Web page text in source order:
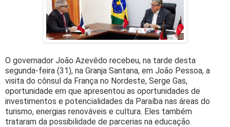
O governador João Azevêdo recebeu, na tarde desta
segunda-feira (31), na Granja Santana, em João Pessoa, a
visita do cônsul da França no Nordeste, Serge Gas,
oportunidade em que apresentou as oportunidades de
investimentos e potencialidades da Paraíba nas áreas do
turismo, energias renováveis e cultura. Eles também
trataram da possibilidade de parcerias na educação.